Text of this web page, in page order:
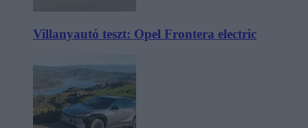
Villanyautó teszt: Opel Frontera electric